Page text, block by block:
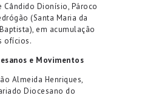
Cândido Dionísio, Pároco
(Santa Maria da
), em acumulação
ofícios.
e Movimentos
Almeida Henriques,
Diocesano do